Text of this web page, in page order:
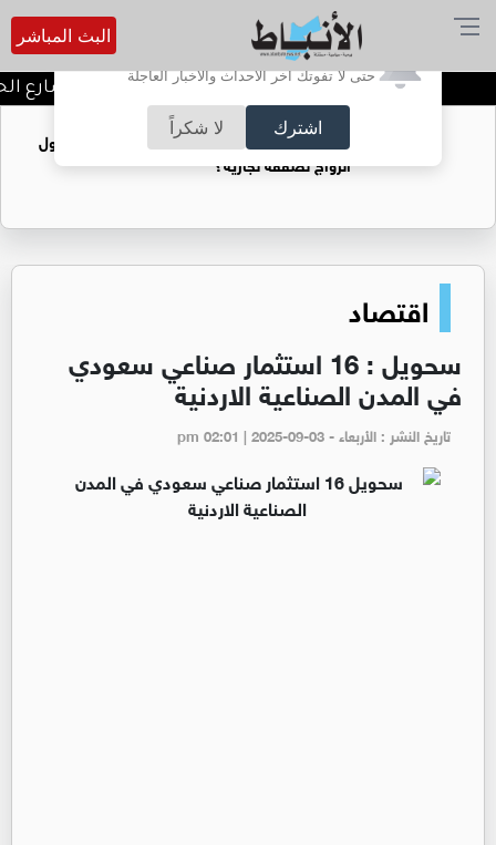
أترغب في تفعيل الإشعارات؟
حتى لا تفوتك آخر الأحداث والأخبار العاجلة
اشترك لا شكراً
البث المباشر
توقيف شبكات دعارة في شارع
فتيات يستغللنه لتحقيق مكاسب مادية.. هل تحول
الزواج لصفقة تجارية؟
اقتصاد
سحويل : 16 استثمار صناعي سعودي
في المدن الصناعية الاردنية
تاريخ النشر : الأربعاء - pm 02:01 | 2025-09-03